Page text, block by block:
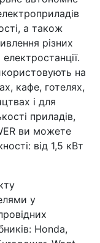
а також
різних
на
кафе, готелях,
і для
приладів,
ви можете
від 1,5 кВт
у
Honda,